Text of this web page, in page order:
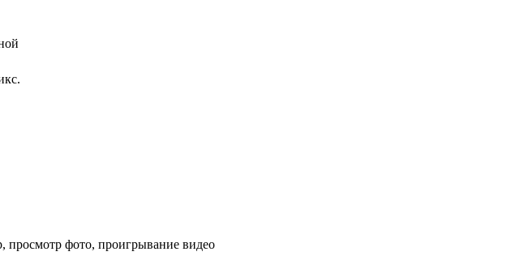
просмотр фото, проигрывание видео